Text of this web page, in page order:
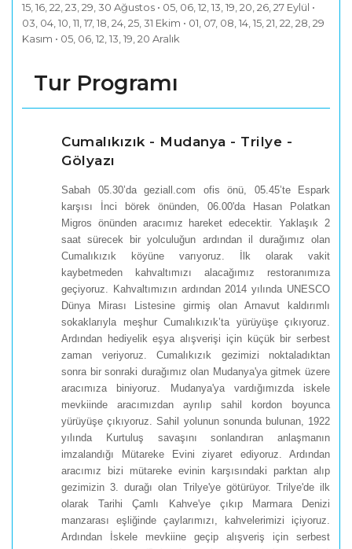
15, 16, 22, 23, 29, 30 Ağustos • 05, 06, 12, 13, 19, 20, 26, 27 Eylül •
03, 04, 10, 11, 17, 18, 24, 25, 31 Ekim • 01, 07, 08, 14, 15, 21, 22, 28, 29
Kasım • 05, 06, 12, 13, 19, 20 Aralık
Tur Programı
Cumalıkızık - Mudanya - Trilye -
Gölyazı
Sabah 05.30’da geziall.com ofis önü, 05.45’te Espark
karşısı İnci börek önünden, 06.00'da Hasan Polatkan
Migros önünden aracımız hareket edecektir. Yaklaşık 2
saat sürecek bir yolculuğun ardından il durağımız olan
Cumalıkızık köyüne varıyoruz. İlk olarak vakit
kaybetmeden kahvaltımızı alacağımız restoranımıza
geçiyoruz. Kahvaltımızın ardından 2014 yılında UNESCO
Dünya Mirası Listesine girmiş olan Arnavut kaldırımlı
sokaklarıyla meşhur Cumalıkızık’ta yürüyüşe çıkıyoruz.
Ardından hediyelik eşya alışverişi için küçük bir serbest
zaman veriyoruz. Cumalıkızık gezimizi noktaladıktan
sonra bir sonraki durağımız olan Mudanya'ya gitmek üzere
aracımıza biniyoruz. Mudanya'ya vardığımızda iskele
mevkiinde aracımızdan ayrılıp sahil kordon boyunca
yürüyüşe çıkıyoruz. Sahil yolunun sonunda bulunan, 1922
yılında Kurtuluş savaşını sonlandıran anlaşmanın
imzalandığı Mütareke Evini ziyaret ediyoruz. Ardından
aracımız bizi mütareke evinin karşısındaki parktan alıp
gezimizin 3. durağı olan Trilye'ye götürüyor. Trilye'de ilk
olarak Tarihi Çamlı Kahve'ye çıkıp Marmara Denizi
manzarası eşliğinde çaylarımızı, kahvelerimizi içiyoruz.
Ardından İskele mevkiine geçip alışveriş için serbest